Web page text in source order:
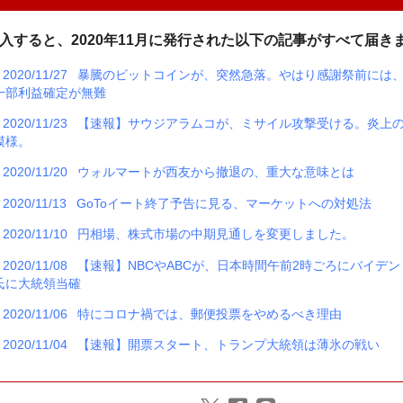
すると、2020年11月に発行された以下の記事がすべて届き
2020/11/27
暴騰のビットコインが、突然急落。やはり感謝祭前には、
部利益確定が無難
2020/11/23
【速報】サウジアラムコが、ミサイル攻撃受ける。炎上
様。
2020/11/20 ウォルマートが西友から撤退の、重大な意味とは
2020/11/13 GoToイート終了予告に見る、マーケットへの対処法
2020/11/10 円相場、株式市場の中期見通しを変更しました。
2020/11/08
【速報】NBCやABCが、日本時間午前2時ごろにバイデン
に大統領当確
2020/11/06 特にコロナ禍では、郵便投票をやめるべき理由
2020/11/04 【速報】開票スタート、トランプ大統領は薄氷の戦い